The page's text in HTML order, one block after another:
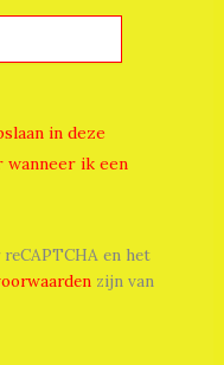
in deze
ik een
en het
zijn van